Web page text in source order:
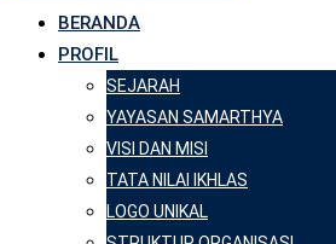
BERANDA
PROFIL
SEJARAH
YAYASAN SAMARTHYA
VISI DAN MISI
TATA NILAI IKHLAS
LOGO UNIKAL